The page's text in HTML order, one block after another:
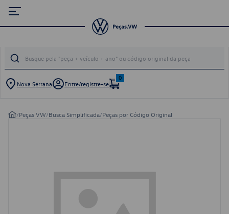
Nova Serrana Entre/registre-se
0
/Peças VW/Busca Simplificada/Peças por Código Original